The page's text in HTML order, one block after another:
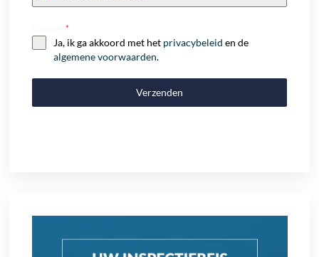
Consent*
Ja, ik ga akkoord met het privacybeleid en de
algemene voorwaarden.
Verzenden